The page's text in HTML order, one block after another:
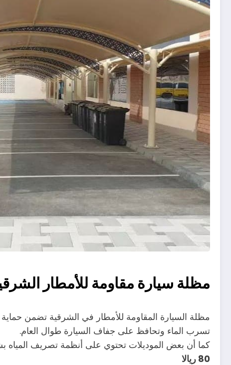
مظلة سيارة مقاومة للأمطار
مظلة السيارة المقاومة للأمطار في الشرقية تضمن حماية
تسرب الماء وتحافظ على جفاف السيارة طوال العام.
كما أن بعض الموديلات تحتوي على أنظمة تصريف المياه
80 ريالا